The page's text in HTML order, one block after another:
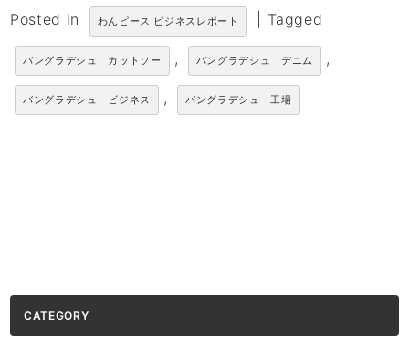
Posted in わんピース ビジネスレポート Tagged
バングラデシュ カットソー , バングラデシュ デニム ,
バングラデシュ ビジネス , バングラデシュ 工場
CATEGORY